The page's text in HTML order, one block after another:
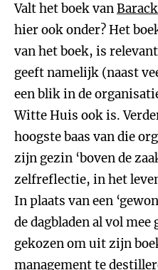
Valt het boek van
hier ook onder? Het
van het boek, is
geeft namelijk (naast
een blik in de
Witte Huis ook is.
hoogste baas van die
zijn gezin ‘boven de
zelfreflectie, in het
In plaats van een
de dagbladen al vol
gekozen om uit zijn
management te